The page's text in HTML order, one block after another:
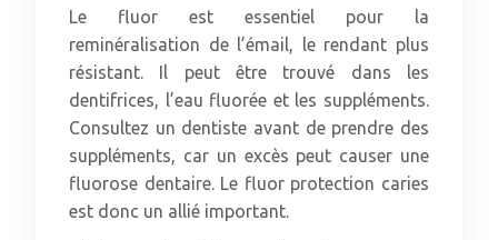
Le fluor est essentiel pour la
reminéralisation de l’émail, le rendant plus
résistant. Il peut être trouvé dans les
dentifrices, l’eau fluorée et les suppléments.
Consultez un dentiste avant de prendre des
suppléments, car un excès peut causer une
fluorose dentaire. Le fluor protection caries
est donc un allié important.